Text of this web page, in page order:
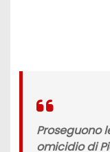
Proseguono
omicidio di